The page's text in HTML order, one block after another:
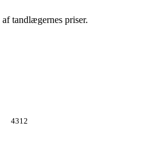
af tandlægernes priser.
4312